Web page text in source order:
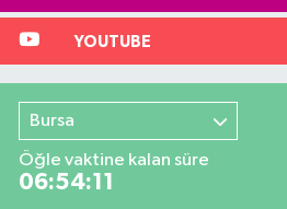
YOUTUBE
Bursa
Öğle vaktine kalan süre
06:54:11